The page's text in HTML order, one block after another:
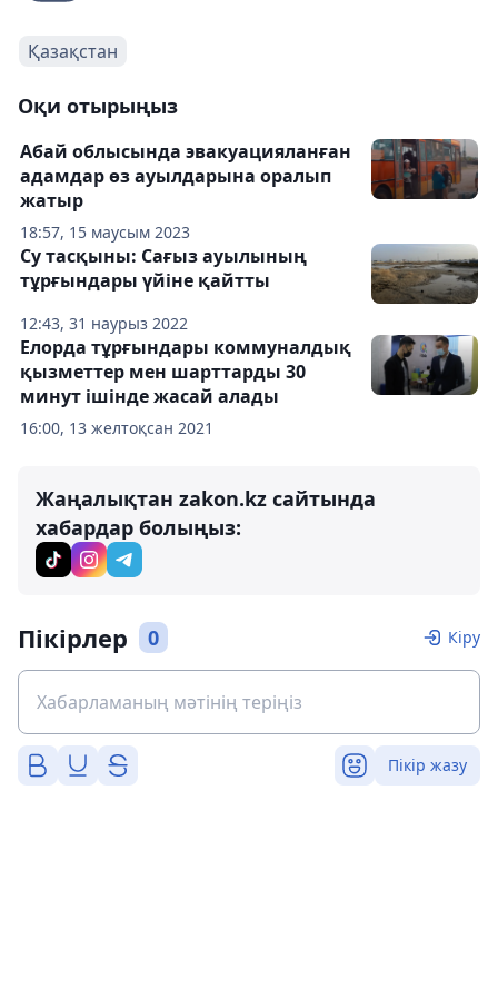
Қазақстан
Оқи отырыңыз
18:57, 15 маусым 2023
Абай облысында эвакуацияланған
адамдар өз ауылдарына оралып
жатыр
12:43, 31 наурыз 2022
Су тасқыны: Сағыз ауылының
тұрғындары үйіне қайтты
16:00, 13 желтоқсан 2021
Елорда тұрғындары коммуналдық
қызметтер мен шарттарды 30
минут ішінде жасай алады
Жаңалықтан zakon.kz сайтында
хабардар болыңыз:
Пікірлер 0 Кіру
Пікір жазу